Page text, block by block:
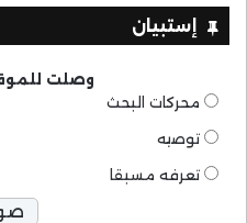
إستبيان
وصلت
محركات البحث
توصيه
تعرفه مسبقا